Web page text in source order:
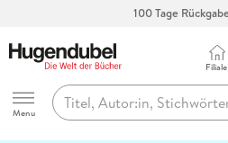
100 Tage
Hugendubel
Menu
Filiale